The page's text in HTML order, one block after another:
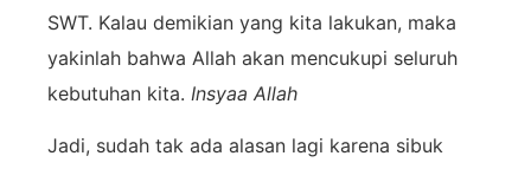
SWT. Kalau demikian yang kita lakukan, maka
yakinlah bahwa Allah akan mencukupi seluruh
kebutuhan kita. Insyaa Allah
Jadi, sudah tak ada alasan lagi karena sibuk